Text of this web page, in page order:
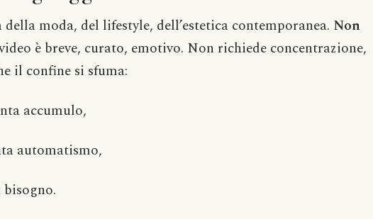
moda, del lifestyle, dell’estetica contemporanea. Non
è breve, curato, emotivo. Non richiede concentrazione,
il confine si sfuma:
accumulo,
automatismo,